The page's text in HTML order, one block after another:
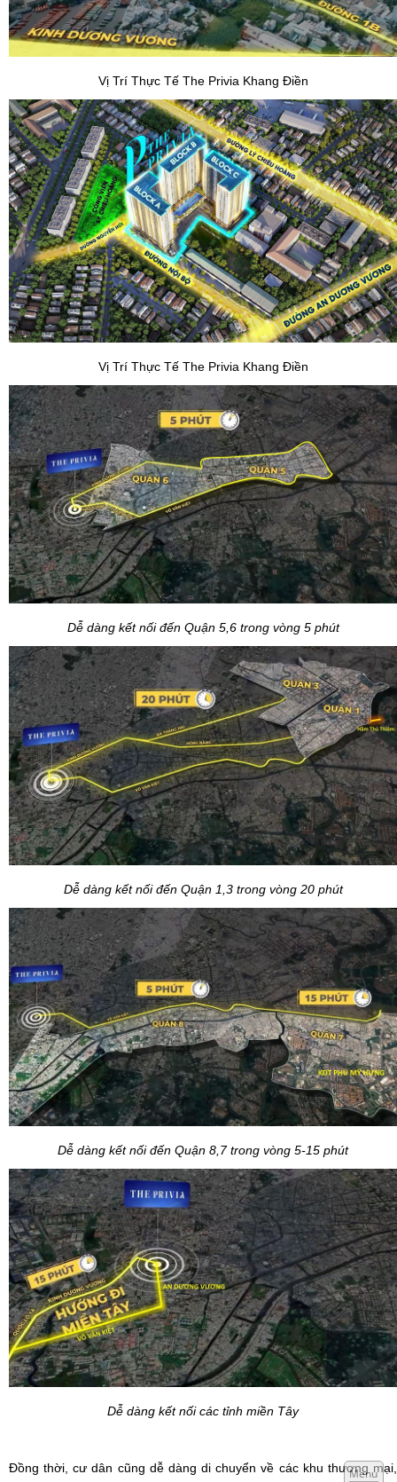
Menu
Vị Trí Thực Tế The Privia Khang Điền
Vị Trí Thực Tế The Privia Khang Điền
Dễ dàng kết nối đến Quận 5,6 trong vòng 5 phút
Dễ dàng kết nối đến Quận 1,3 trong vòng 20 phút
Dễ dàng kết nối đến Quận 8,7 trong vòng 5-15 phút
Dễ dàng kết nối các tỉnh miền Tây
Đồng thời, cư dân cũng dễ dàng di chuyển về các khu thương mại,